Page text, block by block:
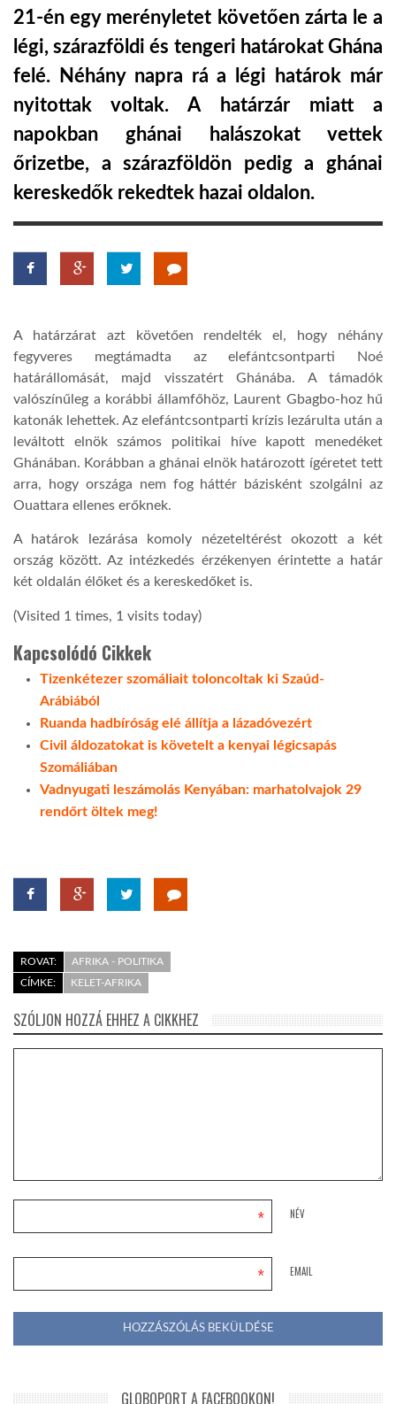
A NAP SZÉPE
LINKTR.EE
GLOBOZSARU
DOBRAVERO.HU
LATIMO.HU
21-én egy merényletet követően zárta le a
légi, szárazföldi és tengeri határokat Ghána
felé. Néhány napra rá a légi határok már
nyitottak voltak. A határzár miatt a
napokban ghánai halászokat vettek
őrizetbe, a szárazföldön pedig a ghánai
kereskedők rekedtek hazai oldalon.
A határzárat azt követően rendelték el, hogy néhány
fegyveres megtámadta az elefántcsontparti Noé
határállomását, majd visszatért Ghánába. A támadók
valószínűleg a korábbi államfőhöz, Laurent Gbagbo-hoz hű
katonák lehettek. Az elefántcsontparti krízis lezárulta után a
leváltott elnök számos politikai híve kapott menedéket
Ghánában. Korábban a ghánai elnök határozott ígéretet tett
arra, hogy országa nem fog háttér bázisként szolgálni az
Ouattara ellenes erőknek.
A határok lezárása komoly nézeteltérést okozott a két
ország között. Az intézkedés érzékenyen érintette a határ
két oldalán élőket és a kereskedőket is.
(Visited 1 times, 1 visits today)
Kapcsolódó Cikkek
Tizenkétezer szomáliait toloncoltak ki Szaúd-
Arábiából
Ruanda hadbíróság elé állítja a lázadóvezért
Civil áldozatokat is követelt a kenyai légicsapás
Szomáliában
Vadnyugati leszámolás Kenyában: marhatolvajok 29
rendőrt öltek meg!
ROVAT:
AFRIKA - POLITIKA
CÍMKE:
KELET-AFRIKA
SZÓLJON HOZZÁ EHHEZ A CIKKHEZ
NÉV
*
EMAIL
*
GLOBOPORT A FACEBOOKON!